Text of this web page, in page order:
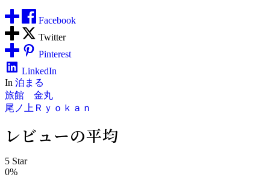
Facebook
Twitter
Pinterest
LinkedIn
In 泊まる
投
稿
ナ
旅館 金丸
尾ノ上Ｒｙｏｋａｎ
レビューの平均
5 Star
0%